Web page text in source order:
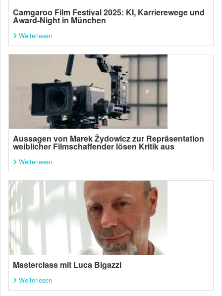
Camgaroo Film Festival 2025: KI, Karrierewege und
Award-Night in München
Weiterlesen
Aussagen von Marek Żydowicz zur Repräsentation
weiblicher Filmschaffender lösen Kritik aus
Weiterlesen
Masterclass mit Luca Bigazzi
Weiterlesen